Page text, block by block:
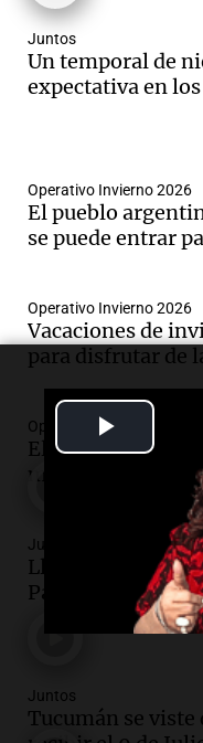
Juntos
Un temporal de
expectativa en
Operativo Invierno 2026
El pueblo
se puede entrar
Operativo Invierno 2026
Vacaciones de
para disfrutar de
Operativo Invierno 2026
El Cu Cú: la
más famoso de
Juntos
Llega una nueva
Papa Andina en
Juntos
Tucumán se viste